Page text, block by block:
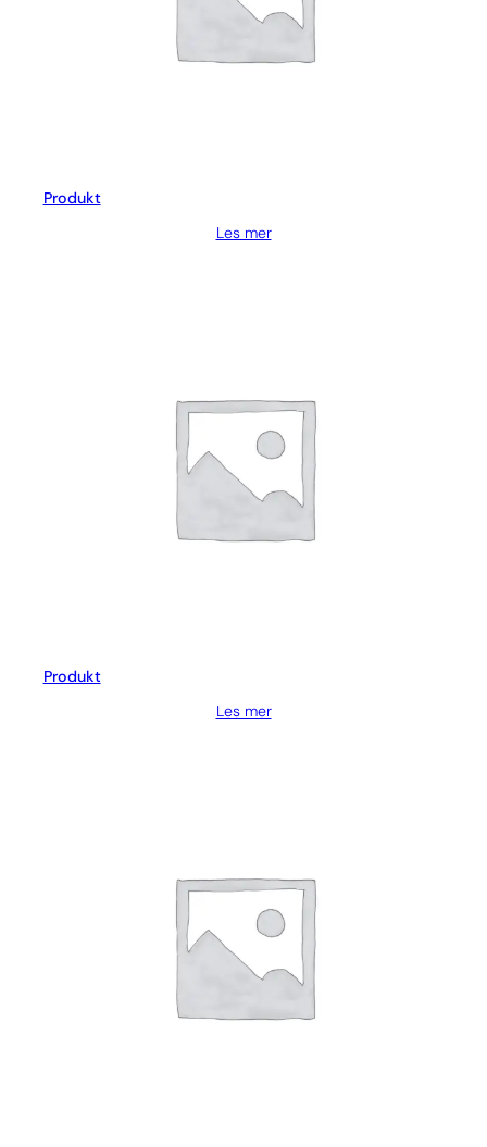
Produkt
Les mer
Produkt
Les mer